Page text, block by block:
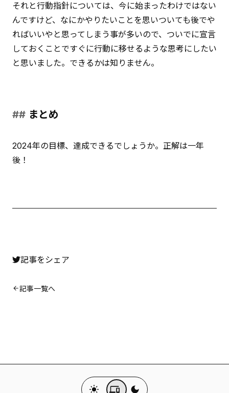
それと行動指針については、今に始まったわけではない
んですけど、なにかやりたいことを思いついても後でや
ればいいやと思ってしまう事が多いので、ついでに宣言
しておくことですぐに行動に移せるような思考にしたい
と思いました。できるかは知りません。
まとめ
2024年の目標、達成できるでしょうか。正解は一年
後！
記事をシェア
記事一覧へ